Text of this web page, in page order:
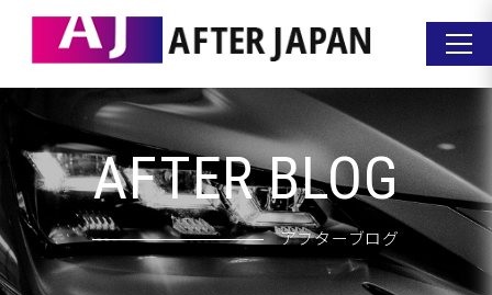
AFTER BLOG
アフターブログ